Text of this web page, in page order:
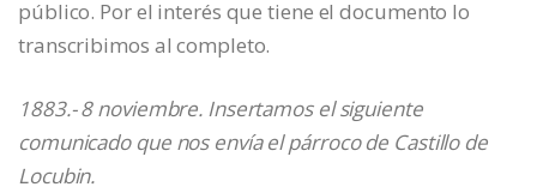
público. Por el interés que tiene el documento lo
transcribimos al completo.
1883.- 8 noviembre. Insertamos el siguiente
comunicado que nos envía el párroco de Castillo de
Locubin.